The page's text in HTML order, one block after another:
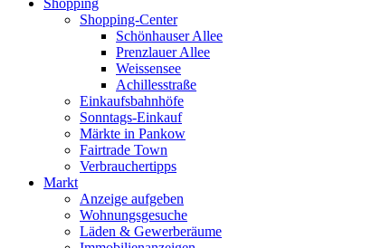
Shopping
Shopping-Center
Schönhauser Allee
Prenzlauer Allee
Weissensee
Achillesstraße
Einkaufsbahnhöfe
Sonntags-Einkauf
Märkte in Pankow
Fairtrade Town
Verbrauchertipps
Markt
Anzeige aufgeben
Wohnungsgesuche
Läden & Gewerberäume